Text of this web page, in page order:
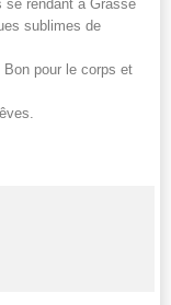
se rendant à Grasse
sublimes de
pour le corps et